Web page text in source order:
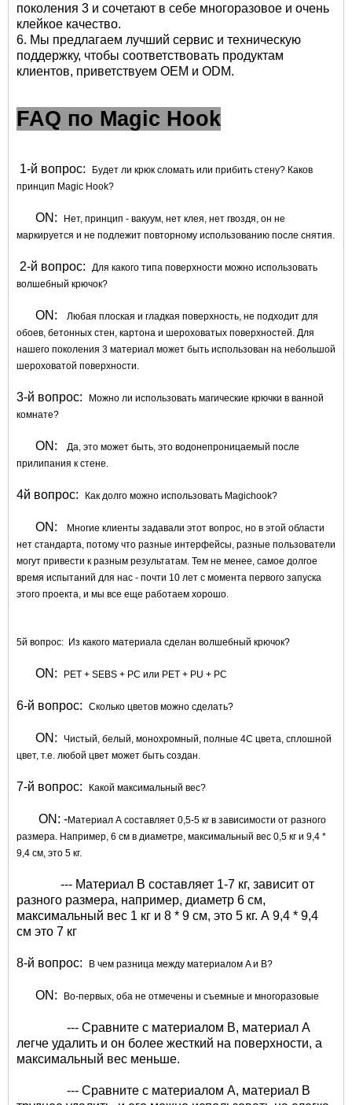
поколения 3 и сочетают в себе многоразовое и очень
клейкое качество.
6. Мы предлагаем лучший сервис и техническую
поддержку, чтобы соответствовать продуктам
клиентов, приветствуем OEM и ODM.
FAQ по Magic Hook
1-й вопрос:
Будет ли крюк сломать или прибить стену? Каков
принцип Magic Hook?
ON:
Нет, принцип - вакуум, нет клея, нет гвоздя, он не
маркируется и не подлежит повторному использованию после снятия.
2-й вопрос:
Для какого типа поверхности можно использовать
волшебный крючок?
ON:
Любая плоская и гладкая поверхность, не подходит для
обоев, бетонных стен, картона и шероховатых поверхностей. Для
нашего поколения 3 материал может быть использован на небольшой
шероховатой поверхности.
3-й вопрос:
Можно ли использовать магические крючки в ванной
комнате?
ON:
Да, это может быть, это водонепроницаемый после
прилипания к стене.
4й вопрос: Как долго можно использовать Magichook?
ON:
Многие клиенты задавали этот вопрос, но в этой области
нет стандарта, потому что разные интерфейсы, разные пользователи
могут привести к разным результатам. Тем не менее, самое долгое
время испытаний для нас - почти 10 лет с момента первого запуска
этого проекта, и мы все еще работаем хорошо.
5й вопрос: Из какого материала сделан волшебный крючок?
ON: PET + SEBS + PC или PET + PU + PC
6-й вопрос: Сколько цветов можно сделать?
ON:
Чистый, белый, монохромный, полные 4C цвета, сплошной
цвет, т.е. любой цвет может быть создан.
7-й вопрос: Какой максимальный вес?
ON: -Материал А составляет 0,5-5 кг в зависимости от разного
размера. Например, 6 см в диаметре, максимальный вес 0,5 кг и 9,4 *
9,4 см, это 5 кг.
--- Материал B составляет 1-7 кг, зависит от
разного размера, например, диаметр 6 см,
максимальный вес 1 кг и 8 * 9 см, это 5 кг. А 9,4 * 9,4
см это 7 кг
8-й вопрос: В чем разница между материалом A и B?
ON: Во-первых, оба не отмечены и съемные и многоразовые
--- Сравните с материалом B, материал A
легче удалить и он более жесткий на поверхности, а
максимальный вес меньше.
--- Сравните с материалом A, материал B